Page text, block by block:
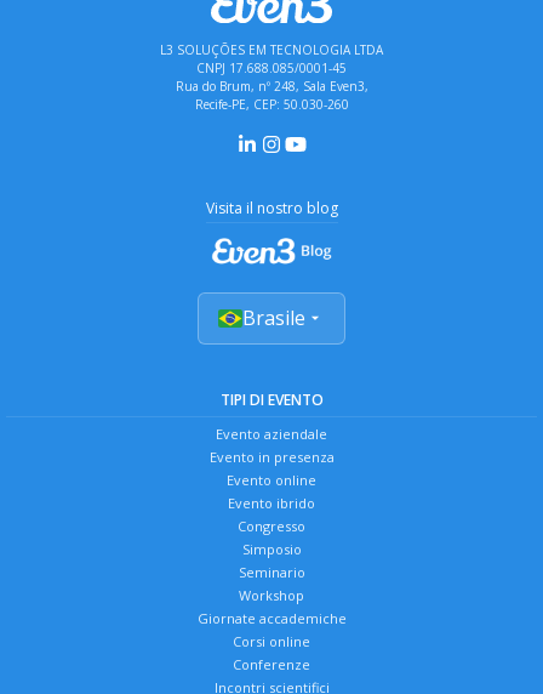
L3 SOLUÇÕES EM TECNOLOGIA LTDA
CNPJ 17.688.085/0001-45
Rua do Brum, nº 248, Sala Even3,
Recife-PE, CEP: 50.030-260
Visita il nostro blog
Brasile
TIPI DI EVENTO
Evento aziendale
Evento in presenza
Evento online
Evento ibrido
Congresso
Simposio
Seminario
Workshop
Giornate accademiche
Corsi online
Conferenze
Incontri scientifici